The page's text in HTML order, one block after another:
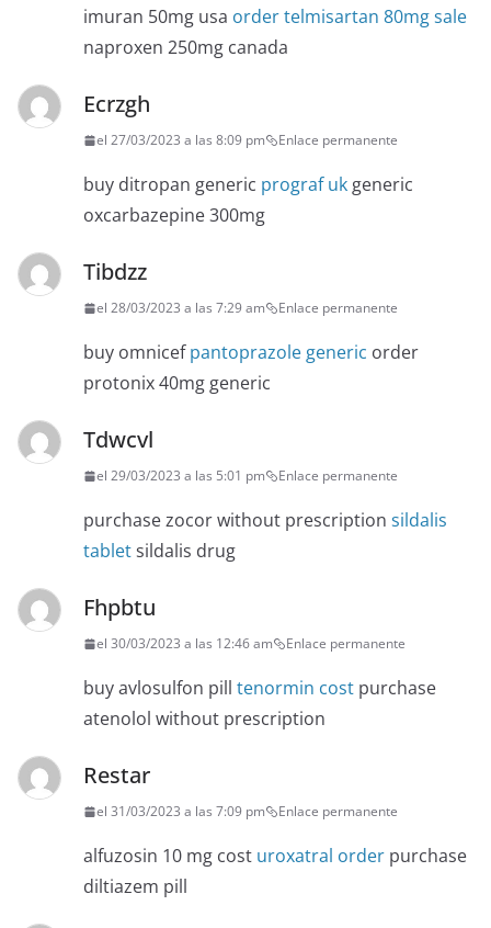
imuran 50mg usa order telmisartan 80mg sale
naproxen 250mg canada
Ecrzgh
el 27/03/2023 a las 8:09 pm Enlace permanente
buy ditropan generic prograf uk generic
oxcarbazepine 300mg
Tibdzz
el 28/03/2023 a las 7:29 am Enlace permanente
buy omnicefpantoprazole generic order
protonix 40mg generic
Tdwcvl
el 29/03/2023 a las 5:01 pm Enlace permanente
purchase zocor without prescription sildalis
tabletsildalis drug
Fhpbtu
el 30/03/2023 a las 12:46 am Enlace permanente
buy avlosulfon pill tenormin cost purchase
atenolol without prescription
Restar
el 31/03/2023 a las 7:09 pm Enlace permanente
alfuzosin 10 mg cost uroxatral order purchase
diltiazem pill